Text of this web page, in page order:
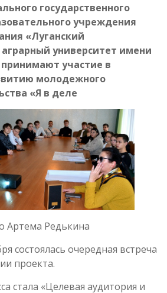
государственного
учреждения
«Луганский
университет имени
участие в
молодежного
«Я в деле
Артема Редькина
состоялась очередная встреча
проекта.
стала «Целевая аудитория и